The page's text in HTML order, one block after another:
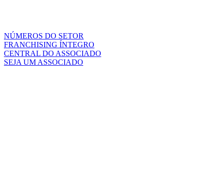
NÚMEROS DO SETOR
FRANCHISING ÍNTEGRO
CENTRAL DO ASSOCIADO
SEJA UM ASSOCIADO